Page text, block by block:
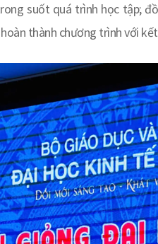
suốt quá trình học tập;
thành chương trình với